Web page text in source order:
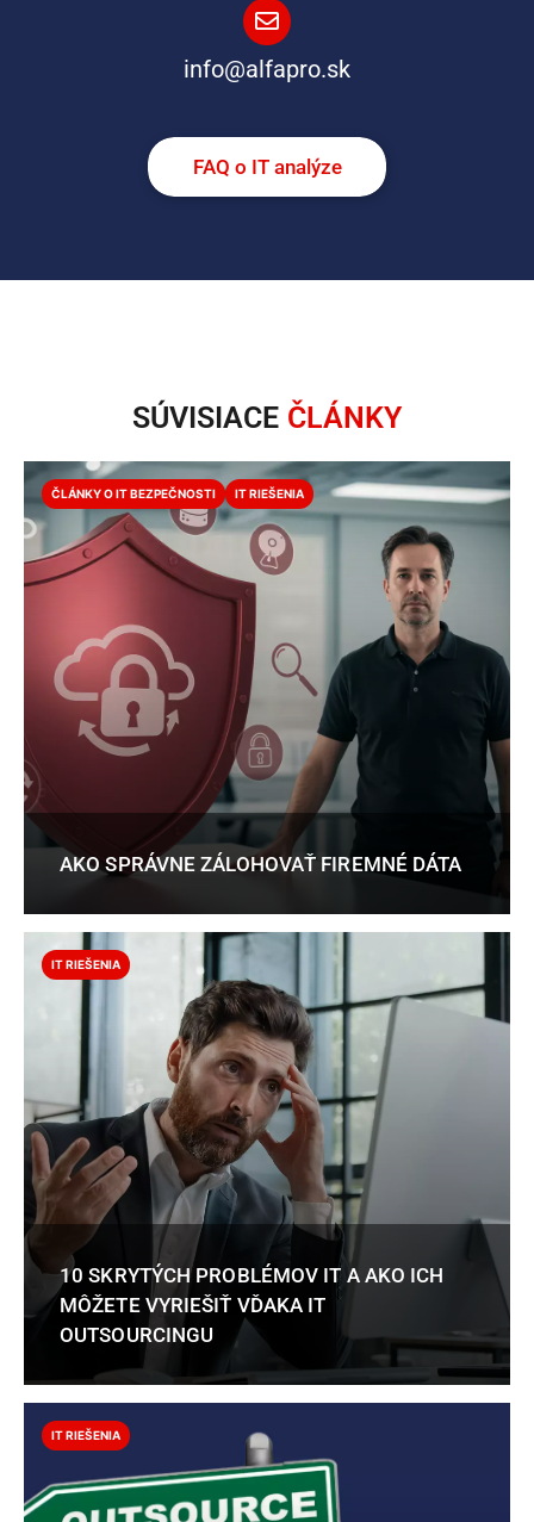
info@alfapro.sk
FAQ o IT analýze
SÚVISIACE ČLÁNKY
AKO SPRÁVNE ZÁLOHOVAŤ FIREMNÉ DÁTA
ČLÁNKY O IT BEZPEČNOSTI IT RIEŠENIA
10 SKRYTÝCH PROBLÉMOV IT A AKO ICH
MÔŽETE VYRIEŠIŤ VĎAKA IT
OUTSOURCINGU
IT RIEŠENIA
IT RIEŠENIA